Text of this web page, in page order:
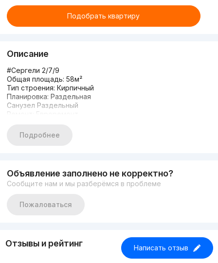
Подобрать квартиру
Описание
#Сергели 2/7/9
Общая площадь: 58м²
Тип строения: Кирпичный
Планировка: Раздельная
Санузел Раздельный
Ремонт: Евроремонт
Ориентир: метро 5-бекат
цена 66200
Подробнее
Объявление заполнено не корректно?
Сообщите нам и мы разберёмся в проблеме
Пожаловаться
Отзывы и рейтинг Написать отзыв